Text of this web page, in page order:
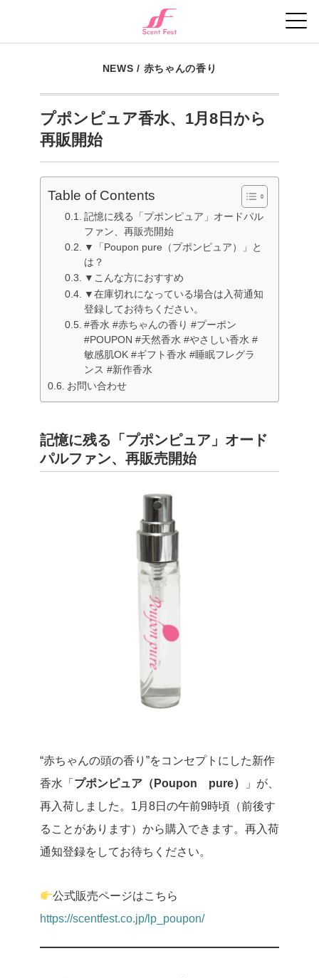
NEWS / 赤ちゃんの香り
プポンピュア香水、1月8日から
再販開始
Table of Contents
記憶に残る「プポンピュア」オードパル
ファン、再販売開始
▼「Poupon pure（プポンピュア）」と
は？
▼こんな方におすすめ
▼在庫切れになっている場合は入荷通知
登録してお待ちください。
#香水 #赤ちゃんの香り #プーポン
#POUPON #天然香水 #やさしい香水 #
敏感肌OK #ギフト香水 #睡眠フレグラ
ンス #新作香水
お問い合わせ
記憶に残る「プポンピュア」オード
パルファン、再販売開始
“赤ちゃんの頭の香り”をコンセプトにした新作
香水「 プポンピュア（Poupon pure）
」が、
再入荷しました。1月8日の午前9時頃（前後す
ることがあります）から購入できます。再入荷
通知登録をしてお待ちください。
公式販売ページはこちら
https://scentfest.co.jp/lp_poupon/